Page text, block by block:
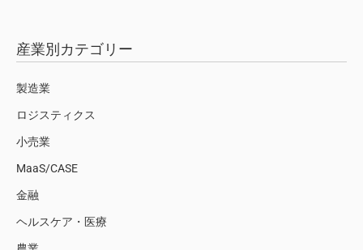
産業別カテゴリー
製造業
ロジスティクス
小売業
MaaS/CASE
金融
ヘルスケア・医療